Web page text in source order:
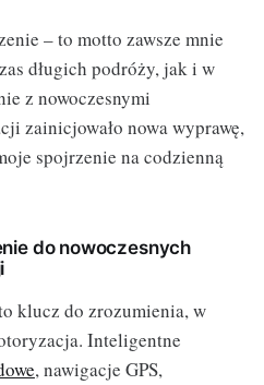
– to motto zawsze mnie
długich podróży, jak i w
z nowoczesnymi
zainicjowało nowa wyprawę,
spojrzenie na codzienną
do nowoczesnych
klucz do zrozumienia, w
Inteligentne
, nawigacje GPS,